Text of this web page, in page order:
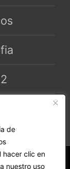
de
hacer clic en
nuestro uso
| by